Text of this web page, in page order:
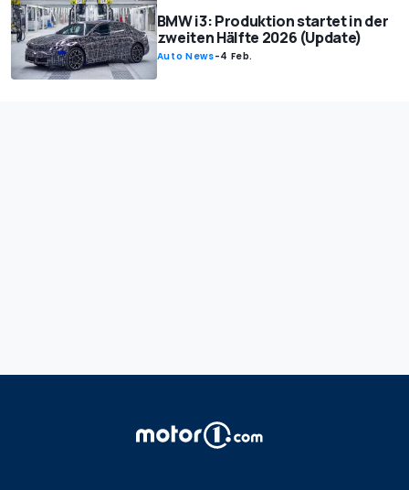
BMW i3: Produktion startet in der
zweiten Hälfte 2026 (Update)
Auto News-4 Feb.